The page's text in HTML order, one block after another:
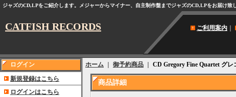
ジャズのCD,LPをご紹介します。メジャーからマイナー、自主制作盤までジャズのCD,LPをお届け致し
CATFISH RECORDS ご利用案内｜
ログイン
新規登録はこちら
ログインはこちら
ホーム 御予約商品 CD Gregory Fine Quartet グ
商品詳細